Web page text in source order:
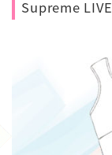
Supreme